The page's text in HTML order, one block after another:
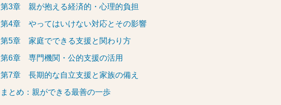
第3章 親が抱える経済的・心理的負担
第4章 やってはいけない対応とその影響
第5章 家庭でできる支援と関わり方
第6章 専門機関・公的支援の活用
第7章 長期的な自立支援と家族の備え
まとめ：親ができる最善の一歩